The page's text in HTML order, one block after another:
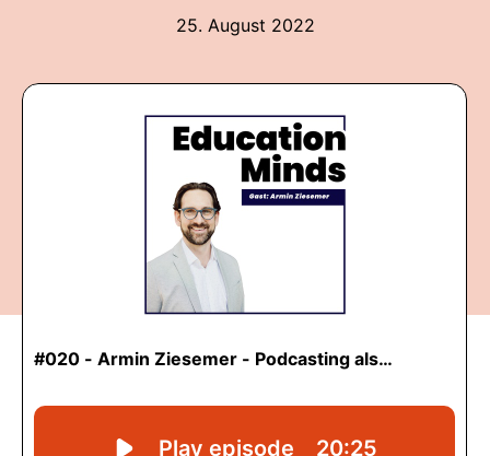
25. August 2022